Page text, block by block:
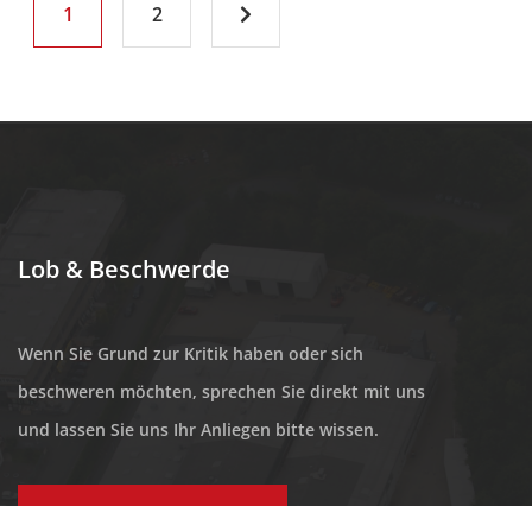
1 2
Lob & Beschwerde
Wenn Sie Grund zur Kritik haben oder sich
beschweren möchten, sprechen Sie direkt mit uns
und lassen Sie uns Ihr Anliegen bitte wissen.